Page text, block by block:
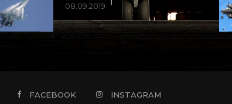
08.09.2019
FACEBOOK INSTAGRAM